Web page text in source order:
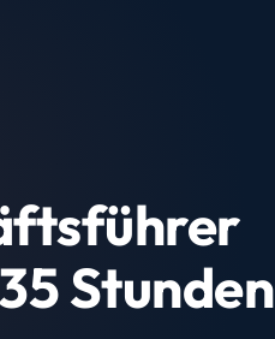
Stunden